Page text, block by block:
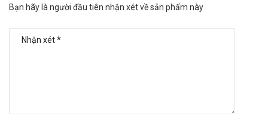
Trầm cảm, ngủ gà, suy nhược.
Bạn hãy là người đầu tiên nhận xét về sản phẩm này